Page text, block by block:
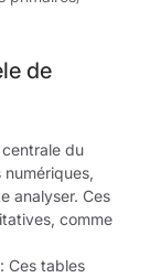
de
centrale du
numériques,
analyser. Ces
comme
: Ces tables